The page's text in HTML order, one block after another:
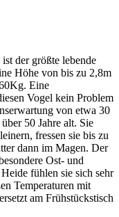
der größte lebende
Höhe von bis zu 2,8m
Eine
Vogel kein Problem
von etwa 30
50 Jahre alt. Sie
fressen sie bis zu
dann im Magen. Der
Ost- und
fühlen sie sich sehr
Temperaturen mit
am Frühstückstisch